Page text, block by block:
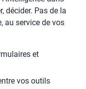
décider. Pas de la
au service de vos
et
vos outils